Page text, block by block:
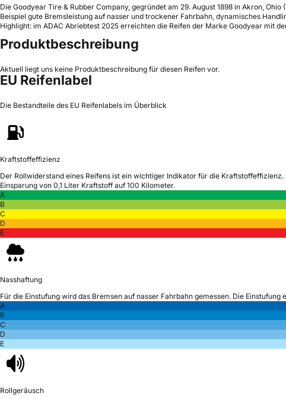
Die Goodyear Tire & Rubber Company, gegründet am 29. August 1898 in Akron,
Beispiel gute Bremsleistung auf nasser und trockener Fahrbahn, dynamisches
Highlight: im ADAC Abriebtest 2025 erreichten die Reifen der Marke Goodyear mit
Produktbeschreibung
Aktuell liegt uns keine Produktbeschreibung für diesen Reifen vor.
EU Reifenlabel
Die Bestandteile des EU Reifenlabels im Überblick
Kraftstoffeffizienz
Der Rollwiderstand eines Reifens ist ein wichtiger Indikator für die Kraftstoffeffizienz.
Einsparung von 0,1 Liter Kraftstoff auf 100 Kilometer.
A
B
C
D
E
Nasshaftung
Für die Einstufung wird das Bremsen auf nasser Fahrbahn gemessen. Die Einstufung
A
B
C
D
E
Rollgeräusch